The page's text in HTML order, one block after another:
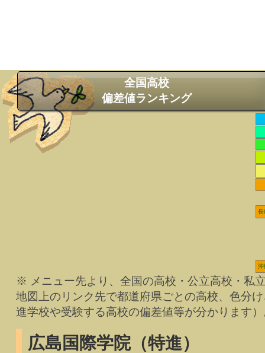
全国高校
偏差値ランキング
長
沖
※ メニュー先より、全国の高校・公立高校・私
地図上のリンク先で都道府県ごとの高校、色分
進学校や受験する高校の偏差値等が分かります
広島国際学院（特進）